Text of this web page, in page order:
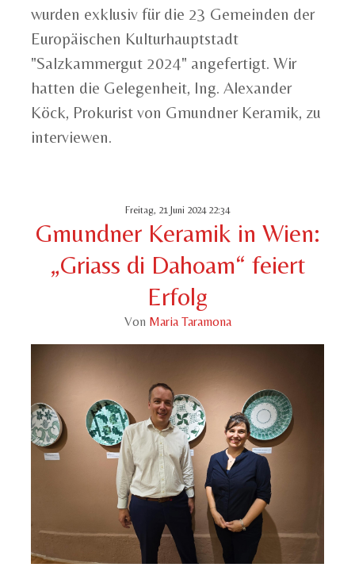
wurden exklusiv für die 23 Gemeinden der
Europäischen Kulturhauptstadt
"Salzkammergut 2024" angefertigt. Wir
hatten die Gelegenheit, Ing. Alexander
Köck, Prokurist von Gmundner Keramik, zu
interviewen.
Freitag, 21 Juni 2024 22:34
Gmundner Keramik in Wien:
„Griass di Dahoam“ feiert
Erfolg
Von Maria Taramona